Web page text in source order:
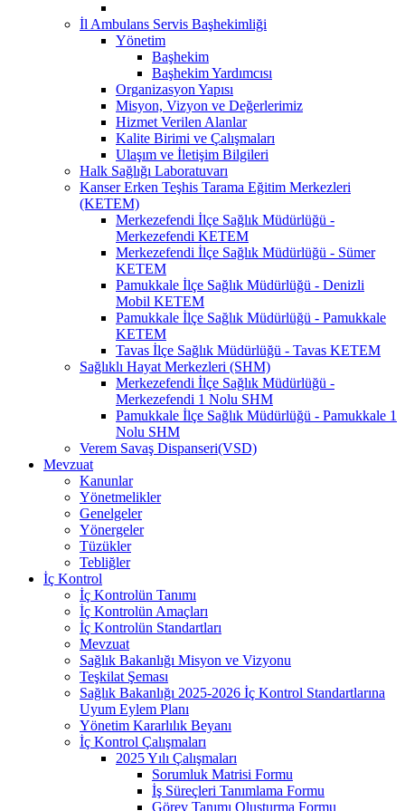
İl Ambulans Servis Başhekimliği
Yönetim
Başhekim
Başhekim Yardımcısı
Organizasyon Yapısı
Misyon, Vizyon ve Değerlerimiz
Hizmet Verilen Alanlar
Kalite Birimi ve Çalışmaları
Ulaşım ve İletişim Bilgileri
Halk Sağlığı Laboratuvarı
Kanser Erken Teşhis Tarama Eğitim Merkezleri
(KETEM)
Merkezefendi İlçe Sağlık Müdürlüğü -
Merkezefendi KETEM
Merkezefendi İlçe Sağlık Müdürlüğü - Sümer
KETEM
Pamukkale İlçe Sağlık Müdürlüğü - Denizli
Mobil KETEM
Pamukkale İlçe Sağlık Müdürlüğü - Pamukkale
KETEM
Tavas İlçe Sağlık Müdürlüğü - Tavas KETEM
Sağlıklı Hayat Merkezleri (SHM)
Merkezefendi İlçe Sağlık Müdürlüğü -
Merkezefendi 1 Nolu SHM
Pamukkale İlçe Sağlık Müdürlüğü - Pamukkale 1
Nolu SHM
Verem Savaş Dispanseri(VSD)
Mevzuat
Kanunlar
Yönetmelikler
Genelgeler
Yönergeler
Tüzükler
Tebliğler
İç Kontrol
İç Kontrolün Tanımı
İç Kontrolün Amaçları
İç Kontrolün Standartları
Mevzuat
Sağlık Bakanlığı Misyon ve Vizyonu
Teşkilat Şeması
Sağlık Bakanlığı 2025-2026 İç Kontrol Standartlarına
Uyum Eylem Planı
Yönetim Kararlılık Beyanı
İç Kontrol Çalışmaları
2025 Yılı Çalışmaları
Sorumluk Matrisi Formu
İş Süreçleri Tanımlama Formu
Görev Tanımı Oluşturma Formu